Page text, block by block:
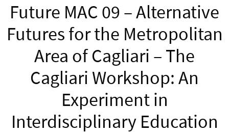
Future MAC 09 – Alternative
Futures for the Metropolitan
Area of Cagliari – The
Cagliari Workshop: An
Experiment in
Interdisciplinary Education